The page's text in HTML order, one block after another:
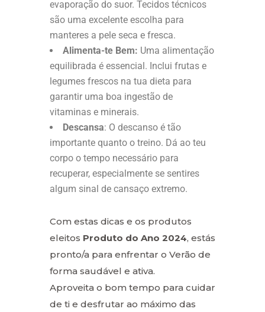
evaporação do suor. Tecidos técnicos
são uma excelente escolha para
manteres a pele seca e fresca.
Alimenta-te Bem: Uma alimentação
equilibrada é essencial. Inclui frutas e
legumes frescos na tua dieta para
garantir uma boa ingestão de
vitaminas e minerais.
Descansa: O descanso é tão
importante quanto o treino. Dá ao teu
corpo o tempo necessário para
recuperar, especialmente se sentires
algum sinal de cansaço extremo.
Com estas dicas e os produtos
eleitos Produto do Ano 2024, estás
pronto/a para enfrentar o Verão de
forma saudável e ativa.
Aproveita o bom tempo para cuidar
de ti e desfrutar ao máximo das